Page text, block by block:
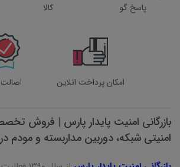
پاسخ گو
کالا
امکان پرداخت انلاین اصالت
بازرگانی امنیت پایدار پارس | فروش
امنیتی شبکه، دوربین مداربسته و مودم